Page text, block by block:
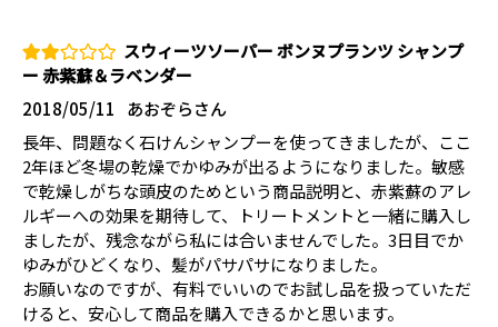
スウィーツソーパー ボンヌプランツ シャンプ
ー 赤紫蘇＆ラベンダー
あおぞらさん
2018/05/11
長年、問題なく石けんシャンプーを使ってきましたが、ここ
2年ほど冬場の乾燥でかゆみが出るようになりました。敏感
で乾燥しがちな頭皮のためという商品説明と、赤紫蘇のアレ
ルギーへの効果を期待して、トリートメントと一緒に購入し
ましたが、残念ながら私には合いませんでした。3日目でか
ゆみがひどくなり、髪がパサパサになりました。
お願いなのですが、有料でいいのでお試し品を扱っていただ
けると、安心して商品を購入できるかと思います。